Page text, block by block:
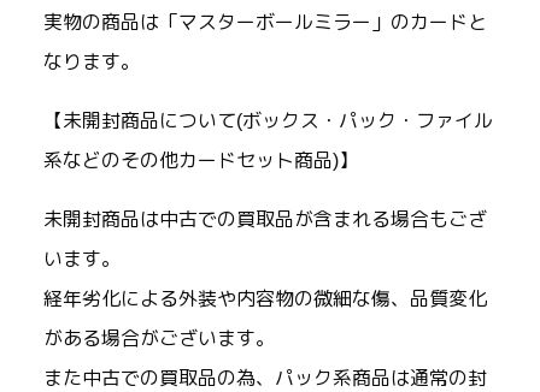
実物の商品は「マスターボールミラー」のカードと
なります。
【未開封商品について(ボックス・パック・ファイル
系などのその他カードセット商品)】
未開封商品は中古での買取品が含まれる場合もござ
います。
経年劣化による外装や内容物の微細な傷、品質変化
がある場合がございます。
また中古での買取品の為、パック系商品は通常の封